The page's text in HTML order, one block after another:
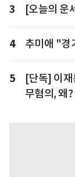
3 [오늘의 운
4 추미애 "경
5
[단독] 이
무혐의, 왜?